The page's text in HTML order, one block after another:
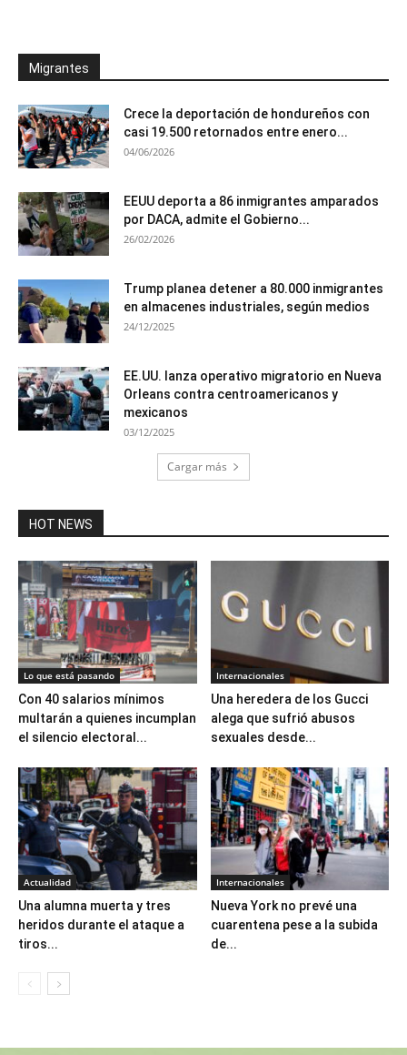
Migrantes
Crece la deportación de hondureños con
casi 19.500 retornados entre enero...
04/06/2026
EEUU deporta a 86 inmigrantes amparados
por DACA, admite el Gobierno...
26/02/2026
Trump planea detener a 80.000 inmigrantes
en almacenes industriales, según medios
24/12/2025
EE.UU. lanza operativo migratorio en Nueva
Orleans contra centroamericanos y
mexicanos
03/12/2025
Cargar más
HOT NEWS
Lo que está pasando
Con 40 salarios mínimos
multarán a quienes incumplan
el silencio electoral...
Internacionales
Una heredera de los Gucci
alega que sufrió abusos
sexuales desde...
Actualidad
Una alumna muerta y tres
heridos durante el ataque a
tiros...
Internacionales
Nueva York no prevé una
cuarentena pese a la subida
de...